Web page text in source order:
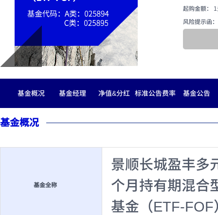
起购金额：
风险提示函：
基金概况 基金经理 净值&分红 标准公告费率 基金公告
基金概况
基金全称
景顺长城盈丰多
个月持有期混合
基金（ETF-FOF